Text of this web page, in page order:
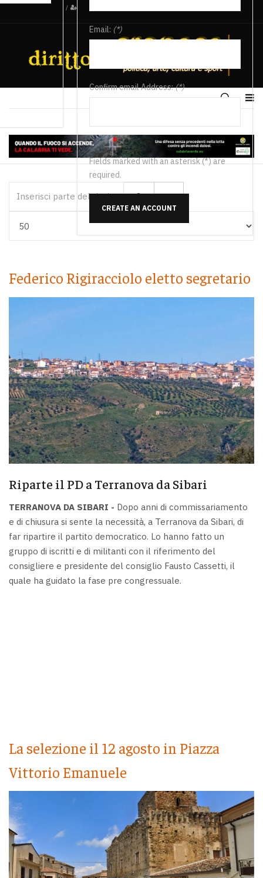
/
Email: (*)
Confirm email Address:(*)
Fields marked with an asterisk (*) are
required.
CREATE AN ACCOUNT
Federico Rigiracciolo eletto segretario
Riparte il PD a Terranova da Sibari
TERRANOVA DA SIBARI - Dopo anni di commissariamento
e di chiusura si sente la necessità, a Terranova da Sibari, di
far ripartire il partito democratico. Lo hanno fatto un
gruppo di iscritti e di militanti con il riferimento del
consigliere e presidente del consiglio Fausto Cassetti, il
quale ha guidato la fase pre congressuale.
La selezione il 12 agosto in Piazza
Vittorio Emanuele